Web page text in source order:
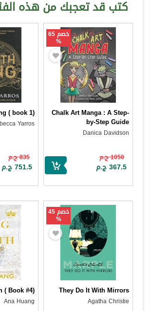
كتب قد تعجبك من هذه
خصم 65
%
Chalk Art Manga : A Step-
by-Step Guide
Danica Davidson
1050 ج.م
367.5 ج.م
( book 1)
Yarros
835 ج.م
751.5 ج.م
خصم 45
%
They Do It With Mirrors
Agatha Christie
( Book #4)
Ana Huang